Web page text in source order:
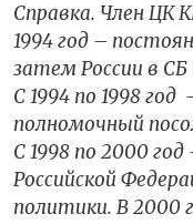
Справка. Член ЦК
1994 год –
затем России в
С 1994 по 1998
полномочный
С 1998 по 2000
Российской
политики. В 2000